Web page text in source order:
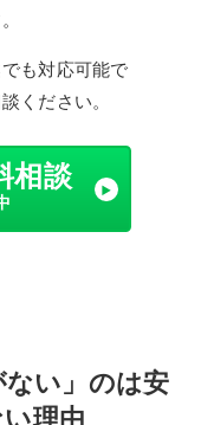
も対応可能で
ください。
相談
い」のは安
理由